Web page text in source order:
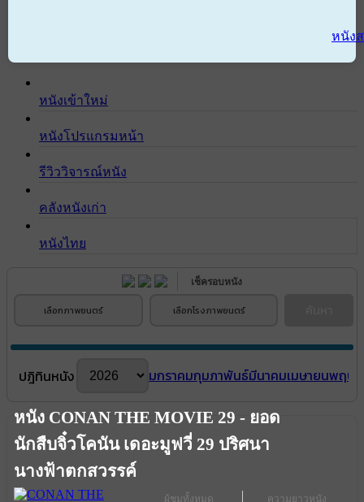
หนัง
หนังเข้าใหม่
หนังโปรแกรมหน้า
รีวิววิจารณ์หนัง
คลังหนังเก่า
หนังไทย
เช็ครอบหนัง
เลือกภาพยนตร์ เลือกโรงภาพยนตร์
ปฎิทินหนัง มกราคมกุมภาพันธ์มีนาคมเมษายนพฤษ
ผู้ชมทั้งหมด ความยาวหนัง
หนัง CONAN THE MOVIE 29 - ยอด
นักสืบจิ๋วโคนัน เดอะมูฟวี่ 29 ปริศนา
นางฟ้าตกสวรรค์